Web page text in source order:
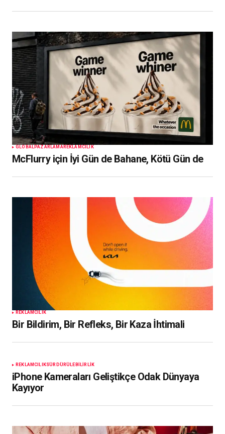
GLOBAL PAZARLAMA REKLAMCILIK
McFlurry için İyi Gün de Bahane, Kötü Gün de
REKLAMCILIK
Bir Bildirim, Bir Refleks, Bir Kaza İhtimali
REKLAMCILIKSÜRDÜRÜLEBILIRLIK
iPhone Kameraları Geliştikçe Odak Dünyaya
Kayıyor